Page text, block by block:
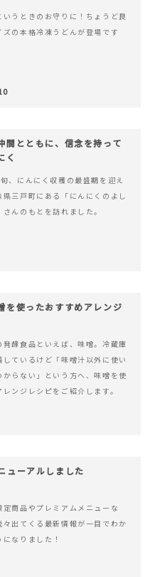
いうときのお守りに！ちょうど良
ズの本格冷凍うどんが登場です
間とともに、信念を持って
く
、にんにく収穫の最盛期を迎え
県三戸町にある「にんにくのよし
さんのもとを訪れました。
を使ったおすすめアレンジ
発酵食品といえば、味噌。冷蔵庫
しているけど「味噌汁以外に使い
からない」という方へ、味噌を使
レンジレシピをご紹介します。
ューアルしました
定商品やプレミアムメニューな
々出てくる最新情報が一目でわか
になりました！